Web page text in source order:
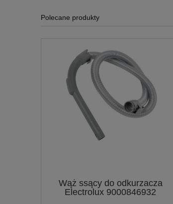
Polecane produkty
Wąż ssący do odkurzacza
Electrolux 9000846932